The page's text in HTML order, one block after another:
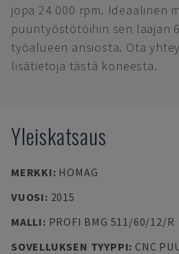
jopa 24 000 rpm. Ideaalinen
puuntyöstötöihin sen laajan
työalueen ansiosta. Ota
lisätietoja tästä koneesta.
Yleiskatsaus
MERKKI: HOMAG
VUOSI: 2015
MALLI: PROFI BMG 511/60/12/R
SOVELLUKSEN TYYPPI: CNC